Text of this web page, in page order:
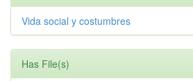
Vida social y costumbres
Has File(s)